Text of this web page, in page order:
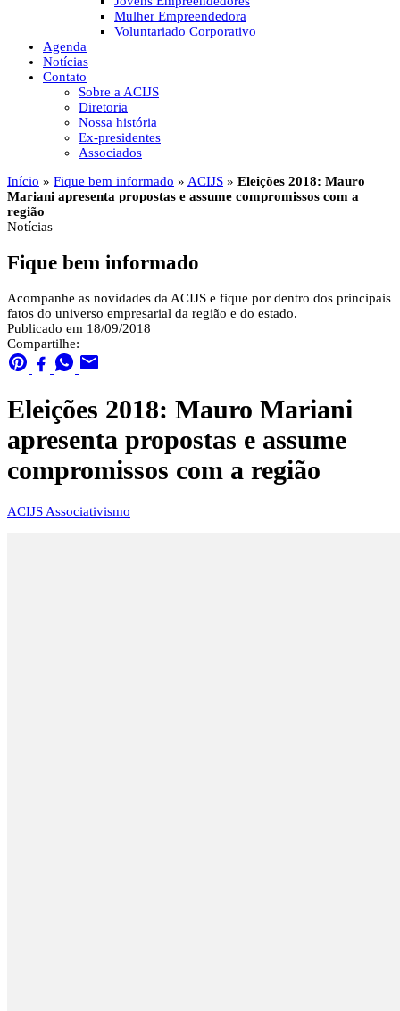
Mulher Empreendedora
Voluntariado Corporativo
Agenda
Notícias
Contato
Sobre a ACIJS
Diretoria
Nossa história
Ex-presidentes
Associados
Início » Fique bem informado » ACIJS » Eleições 2018: Mauro
Mariani apresenta propostas e assume compromissos com a
região
Notícias
Fique bem informado
Acompanhe as novidades da ACIJS e fique por dentro dos principais
fatos do universo empresarial da região e do estado.
Publicado em 18/09/2018
Compartilhe:
Eleições 2018: Mauro Mariani
apresenta propostas e assume
compromissos com a região
ACIJS Associativismo